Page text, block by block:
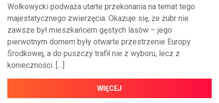
Wołkowycki podważa utarte przekonania na temat tego
majestatycznego zwierzęcia. Okazuje się, że żubr nie
zawsze był mieszkańcem gęstych lasów – jego
pierwotnym domem były otwarte przestrzenie Europy
Środkowej, a do puszczy trafił nie z wyboru, lecz z
konieczności. […]
WIĘCEJ